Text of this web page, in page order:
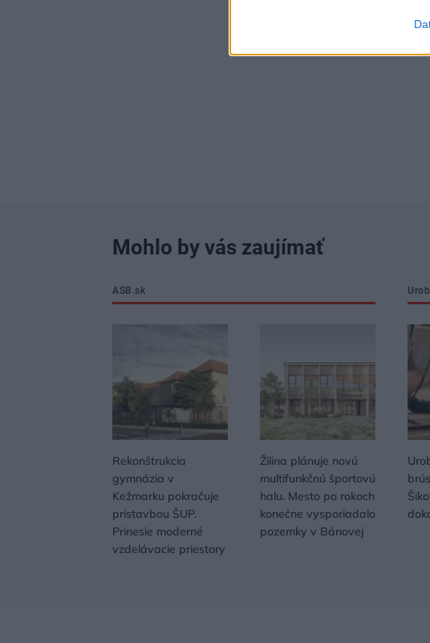
Mohlo by vás zaujímať
ASB.sk
Rekonštrukcia
gymnázia v
Kežmarku pokračuje
prístavbou ŠUP.
Prinesie moderné
vzdelávacie priestory
Žilina plánuje novú
multifunkčnú športovú
halu. Mesto po rokoch
konečne vysporiadalo
pozemky v Bánovej